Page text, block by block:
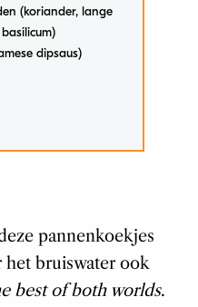
(koriander, lange
dipsaus)
pannenkoekjes
het bruiswater ook
best of both worlds.